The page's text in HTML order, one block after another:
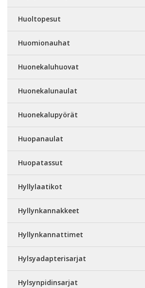
Huoltopesut
Huomionauhat
Huonekaluhuovat
Huonekalunaulat
Huonekalupyörät
Huopanaulat
Huopatassut
Hyllylaatikot
Hyllynkannakkeet
Hyllynkannattimet
Hylsyadapterisarjat
Hylsynpidinsarjat